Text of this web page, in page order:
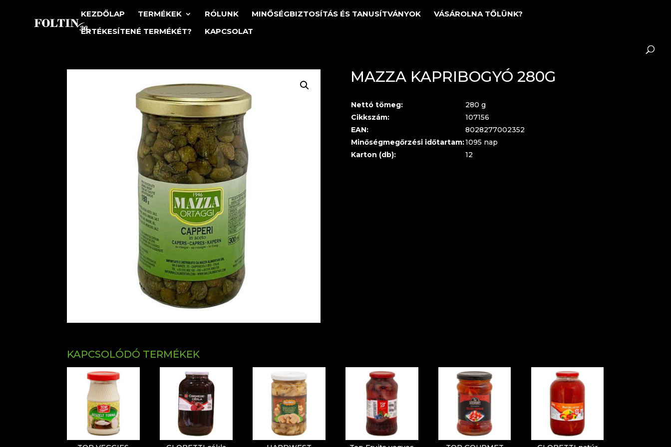
KEZDŐLAP TERMÉKEK RÓLUNK MINŐSÉGBIZTOSÍTÁS ÉS TANUSÍTVÁNYOK
VÁSÁROLNA TŐLÜNK?
ÉRTÉKESÍTENÉ TERMÉKÉT?
KAPCSOLAT
MAZZA KAPRIBOGYÓ 280G
Nettó tömeg:
280 g
Cikkszám:
107156
EAN:
8028277002352
Minőségmegőrzési időtartam:1095 nap
Karton (db):
12
KAPCSOLÓDÓ TERMÉKEK